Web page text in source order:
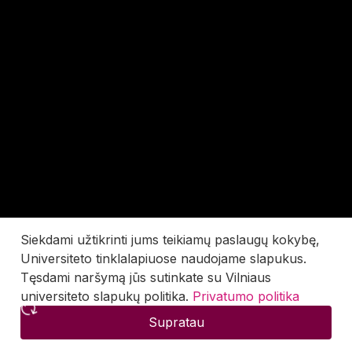
Siekdami užtikrinti jums teikiamų paslaugų kokybę,
Universiteto tinklalapiuose naudojame slapukus.
Tęsdami naršymą jūs sutinkate su Vilniaus
universiteto slapukų politika. Privatumo politika
Supratau